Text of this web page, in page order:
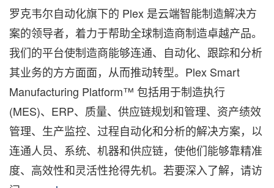
罗克韦尔自动化旗下的 Plex 是云端智能制造解决方
案的领导者，着力于帮助全球制造商制造卓越产品。
我们的平台使制造商能够连通、自动化、跟踪和分析
其业务的方方面面，从而推动转型。Plex Smart
Manufacturing Platform™ 包括用于制造执行
(MES)、ERP、质量、供应链规划和管理、资产绩效
管理、生产监控、过程自动化和分析的解决方案，以
连通人员、系统、机器和供应链，使他们能够靠精准
度、高效性和灵活性抢得先机。若要深入了解，请访